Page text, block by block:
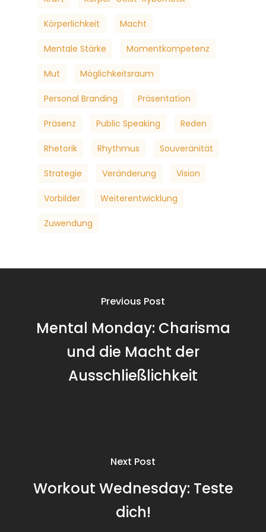
Körperlichkeit Macht
Mentale Stärke Momentkompetenz
Mut Möglichkeitsraum
Personal Branding Präsentation
Präsenz Public Speaking Reden
Rhetorik Rhythmus Souveränität
Strategie Veränderung Vision
Vorbilder Weiterentwicklung
Zuwendung
Previous Post
Mental Monday: Charisma
und die Macht der
Ausschließlichkeit
Next Post
Workout Wednesday: Teste
dich!